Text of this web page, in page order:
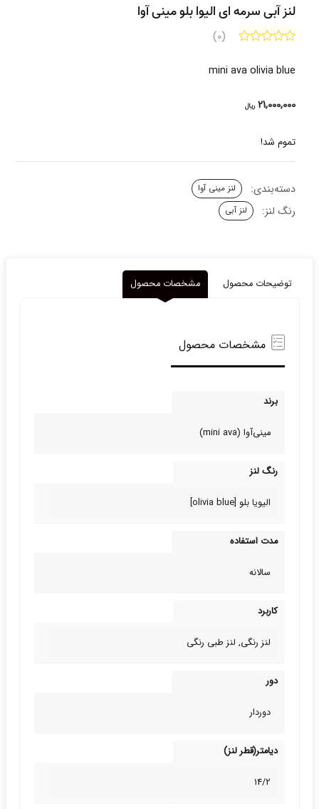
لنز آبی سرمه ای الیوا بلو مینی آوا
(0)
mini ava olivia blue
21,000,000 ریال
تموم شد!
دسته‌بندی: لنز مینی آوا
رنگ لنز: لنز آبی
توضیحات محصول مشخصات محصول
مشخصات محصول
برند
مینی‌آوا (mini ava)
رنگ لنز
الیویا بلو [olivia blue]
مدت استفاده
سالانه
کاربرد
لنز رنگی, لنز طبی‌ رنگی
دور
دوردار
دیامتر(قطر لنز)
14/2